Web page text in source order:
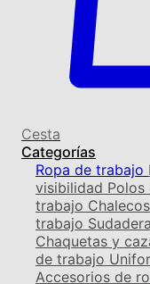
Cesta
Categorías
Ropa de trabajo
visibilidad Polos
trabajo Chalecos
trabajo
Chaquetas y
de trabajo
Accesorios de